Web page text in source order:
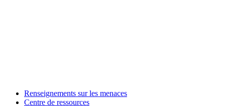
Renseignements sur les menaces
Centre de ressources